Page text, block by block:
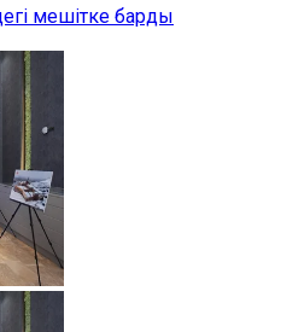
мешітке барды